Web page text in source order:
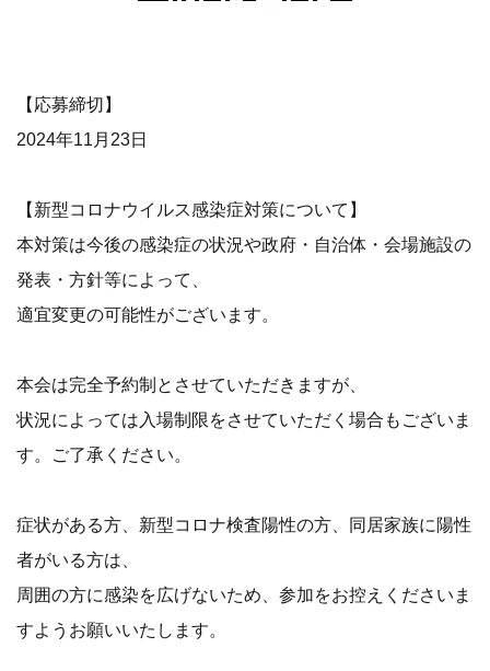
【応募締切】
2024年11月23日
【新型コロナウイルス感染症対策について】
本対策は今後の感染症の状況や政府・自治体・会場施設の
発表・方針等によって、
適宜変更の可能性がございます。
本会は完全予約制とさせていただきますが、
状況によっては入場制限をさせていただく場合もございま
す。ご了承ください。
症状がある方、新型コロナ検査陽性の方、同居家族に陽性
者がいる方は、
周囲の方に感染を広げないため、参加をお控えくださいま
すようお願いいたします。